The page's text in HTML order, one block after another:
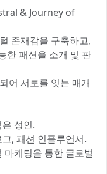
& Journey of
존재감을 구축하고,
한 패션을 소개 및 판
어 서로를 잇는 매개
성인.
, 패션 인플루언서.
마케팅을 통한 글로벌